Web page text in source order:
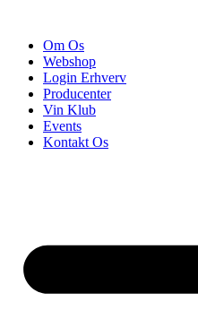
indholdOm Os
Webshop
Login Erhverv
Producenter
Vin Klub
Events
Kontakt Os